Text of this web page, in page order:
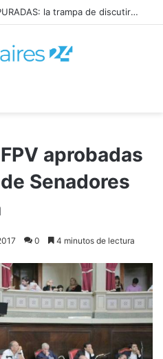
TODO JUNTO Y A LAS APURADAS: la trampa de discutir la propiedad privada como si fuera una sola cosa
aprobadas
Senadores
0 4 minutos de lectura